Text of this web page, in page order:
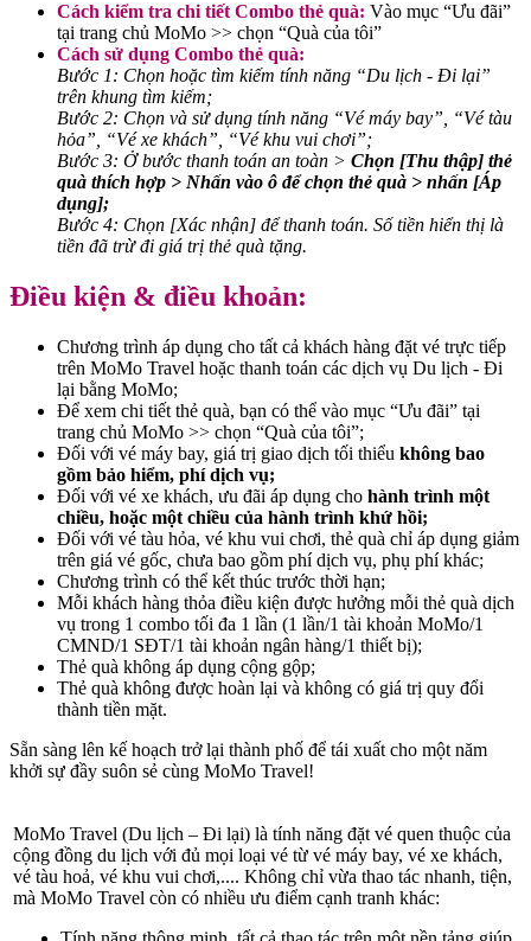
Cách kiểm tra chi tiết Combo thẻ quà: Vào mục “Ưu đãi”
tại trang chủ MoMo >> chọn “Quà của tôi”
Cách sử dụng Combo thẻ quà:
Bước 1: Chọn hoặc tìm kiếm tính năng “Du lịch - Đi lại”
trên khung tìm kiếm;
Bước 2: Chọn và sử dụng tính năng “Vé máy bay”, “Vé tàu
hỏa”, “Vé xe khách”, “Vé khu vui chơi”;
Bước 3: Ở bước thanh toán an toàn > Chọn [Thu thập] thẻ
quà thích hợp > Nhấn vào ô để chọn thẻ quà > nhấn [Áp
dụng];
Bước 4: Chọn [Xác nhận] để thanh toán. Số tiền hiển thị là
tiền đã trừ đi giá trị thẻ quà tặng.
Điều kiện & điều khoản:
Chương trình áp dụng cho tất cả khách hàng đặt vé trực tiếp
trên MoMo Travel hoặc thanh toán các dịch vụ Du lịch - Đi
lại bằng MoMo;
Để xem chi tiết thẻ quà, bạn có thể vào mục “Ưu đãi” tại
trang chủ MoMo >> chọn “Quà của tôi”;
Đối với vé máy bay, giá trị giao dịch tối thiểu không bao
gồm bảo hiểm, phí dịch vụ;
Đối với vé xe khách, ưu đãi áp dụng cho hành trình một
chiều, hoặc một chiều của hành trình khứ hồi;
Đối với vé tàu hỏa, vé khu vui chơi, thẻ quà chỉ áp dụng giảm
trên giá vé gốc, chưa bao gồm phí dịch vụ, phụ phí khác;
Chương trình có thể kết thúc trước thời hạn;
Mỗi khách hàng thỏa điều kiện được hưởng mỗi thẻ quà dịch
vụ trong 1 combo tối đa 1 lần (1 lần/1 tài khoản MoMo/1
CMND/1 SĐT/1 tài khoản ngân hàng/1 thiết bị);
Thẻ quà không áp dụng cộng gộp;
Thẻ quà không được hoàn lại và không có giá trị quy đổi
thành tiền mặt.
Sẵn sàng lên kế hoạch trở lại thành phố để tái xuất cho một năm
khởi sự đầy suôn sẻ cùng MoMo Travel!
MoMo Travel (Du lịch – Đi lại) là tính năng đặt vé quen thuộc của
cộng đồng du lịch với đủ mọi loại vé từ vé máy bay, vé xe khách,
vé tàu hoả, vé khu vui chơi,.... Không chỉ vừa thao tác nhanh, tiện,
mà MoMo Travel còn có nhiều ưu điểm cạnh tranh khác: